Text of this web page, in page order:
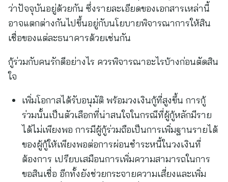
ว่าปัจจุบันอยู่ด้วยกัน ซึ่งรายละเอียดของเอกสารเหล่านี้
อาจแตกต่างกันไปขึ้นอยู่กับนโยบายพิจารณาการให้สิน
เชื่อของแต่ละธนาคารด้วยเช่นกัน
กู้ร่วมกับคนรักดีอย่างไร ควรพิจารณาอะไรบ้างก่อนตัดสิน
ใจ
เพิ่มโอกาสได้รับอนุมัติ พร้อมวงเงินกู้ที่สูงขึ้น การกู้
ร่วมนั้นเป็นตัวเลือกที่น่าสนใจในกรณีที่ผู้กู้หลักมีราย
ได้ไม่เพียงพอ การมีผู้กู้ร่วมถือเป็นการเพิ่มฐานรายได้
ของผู้กู้ให้เพียงพอต่อการผ่อนชำระหนี้ในวงเงินที่
ต้องการ เปรียบเสมือนการเพิ่มความสามารถในการ
ขอสินเชื่อ อีกทั้งยังช่วยกระจายความเสี่ยงและเพิ่ม